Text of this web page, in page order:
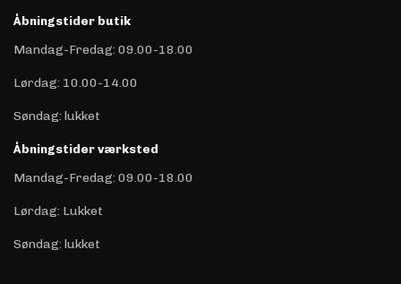
Åbningstider butik
Mandag-Fredag: 09.00-18.00
Lørdag: 10.00-14.00
Søndag: lukket
Åbningstider værksted
Mandag-Fredag: 09.00-18.00
Lørdag: Lukket
Søndag: lukket